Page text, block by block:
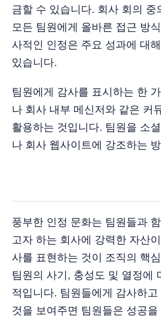
금할 수 있습니다. 회사 회의 중
모든 팀원에게 올바른 접근 방
사적인 인정은 주요 성과에 대
있습니다.
팀원에게 감사를 표시하는 한
나 회사 내부 메신저와 같은 커
활용하는 것입니다. 팀원을 소
나 회사 웹사이트에 강조하는
풍부한 인정 문화는 팀원들과
고자 하는 회사에 강력한 자산
사를 표현하는 것이 조직의 핵
팀원의 사기, 충성도 및 열정에
적입니다. 팀원들에게 감사하
것을 보여주면 팀원들은 성공